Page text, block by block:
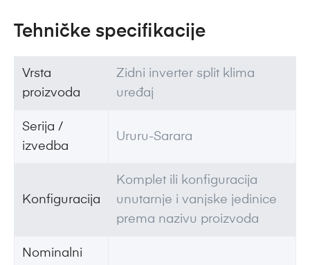
Tehničke specifikacije
Vrsta
proizvoda
Zidni inverter split klima
uređaj
Serija /
izvedba
Ururu-Sarara
Konfiguracija
Komplet ili konfiguracija
unutarnje i vanjske jedinice
prema nazivu proizvoda
Nominalni